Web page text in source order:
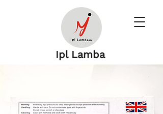
Ipl Lamba